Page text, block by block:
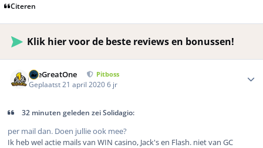
Citeren
Klik hier voor de beste reviews en bonussen!
TheGreatOne Pitboss
Geplaatst 21 april 20206 jr
32 minuten geleden zei Solidagio:
per mail dan. Doen jullie ook mee?
Ik heb wel actie mails van WIN casino, Jack's en Flash. niet van GC